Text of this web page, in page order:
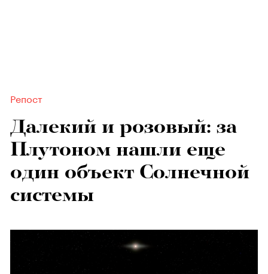
Репост
Далекий и розовый: за
Плутоном нашли еще
один объект Солнечной
системы